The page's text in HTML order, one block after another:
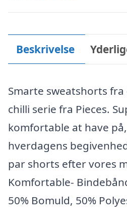
Beskrivelse
Smarte sweatshorts
chilli serie fra Pieces.
komfortable at have
hverdagens
par shorts efter vores
Komfortable-
50% Bomuld, 50%